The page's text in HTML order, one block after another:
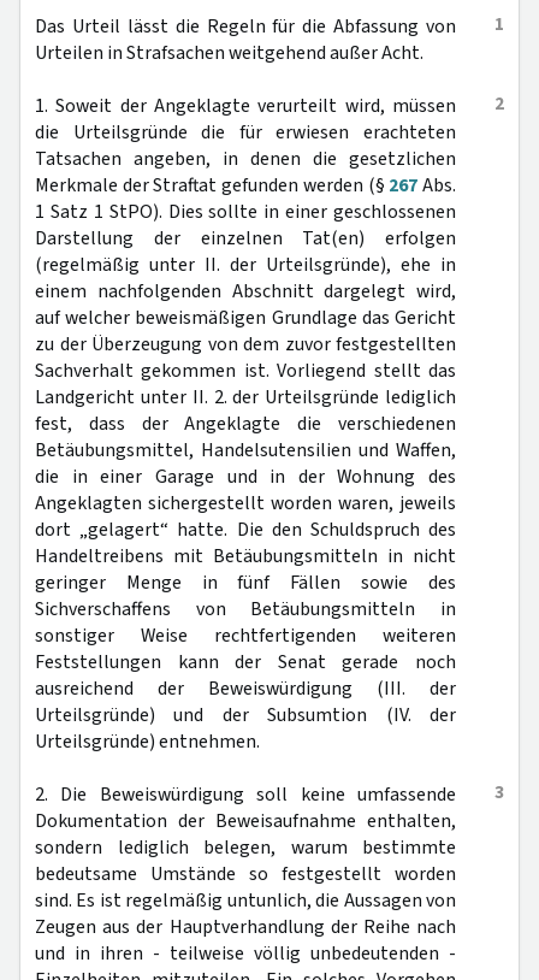
1
Das Urteil lässt die Regeln für die Abfassung von
Urteilen in Strafsachen weitgehend außer Acht.
2
1. Soweit der Angeklagte verurteilt wird, müssen
die Urteilsgründe die für erwiesen erachteten
Tatsachen angeben, in denen die gesetzlichen
Merkmale der Straftat gefunden werden (§ 267Abs.
1 Satz 1 StPO). Dies sollte in einer geschlossenen
Darstellung der einzelnen Tat(en) erfolgen
(regelmäßig unter II. der Urteilsgründe), ehe in
einem nachfolgenden Abschnitt dargelegt wird,
auf welcher beweismäßigen Grundlage das Gericht
zu der Überzeugung von dem zuvor festgestellten
Sachverhalt gekommen ist. Vorliegend stellt das
Landgericht unter II. 2. der Urteilsgründe lediglich
fest, dass der Angeklagte die verschiedenen
Betäubungsmittel, Handelsutensilien und Waffen,
die in einer Garage und in der Wohnung des
Angeklagten sichergestellt worden waren, jeweils
dort „gelagert“ hatte. Die den Schuldspruch des
Handeltreibens mit Betäubungsmitteln in nicht
geringer Menge in fünf Fällen sowie des
Sichverschaffens von Betäubungsmitteln in
sonstiger Weise rechtfertigenden weiteren
Feststellungen kann der Senat gerade noch
ausreichend der Beweiswürdigung (III. der
Urteilsgründe) und der Subsumtion (IV. der
Urteilsgründe) entnehmen.
3
2. Die Beweiswürdigung soll keine umfassende
Dokumentation der Beweisaufnahme enthalten,
sondern lediglich belegen, warum bestimmte
bedeutsame Umstände so festgestellt worden
sind. Es ist regelmäßig untunlich, die Aussagen von
Zeugen aus der Hauptverhandlung der Reihe nach
und in ihren - teilweise völlig unbedeutenden -